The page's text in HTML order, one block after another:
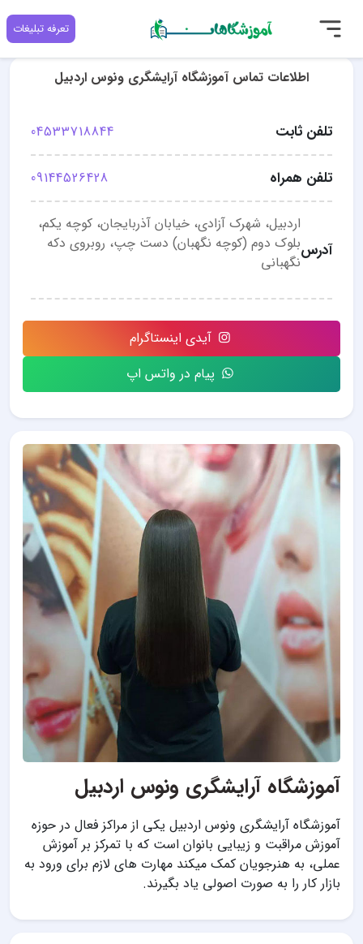
تعرفه تبلیغات
آموزشگاه آرایشگری ونوس اردبیل
آموزشگاه آرایشگری ونوس اردبیل یکی از مراکز فعال در حوزه
آموزش مراقبت و زیبایی بانوان است که با تمرکز بر آموزش
عملی، به هنرجویان کمک میکند مهارت های لازم برای ورود به
بازار کار را به صورت اصولی یاد بگیرند.
اطلاعات تماس آموزشگاه آرایشگری ونوس اردبیل
تلفن ثابت 04533718844
تلفن همراه 09144526428
آدرس
اردبیل، شهرک آزادی، خیابان آذربایجان، کوچه یکم،
بلوک دوم (کوچه نگهبان) دست چپ، روبروی دکه
نگهبانی
آیدی اینستاگرام
پیام در واتس اپ